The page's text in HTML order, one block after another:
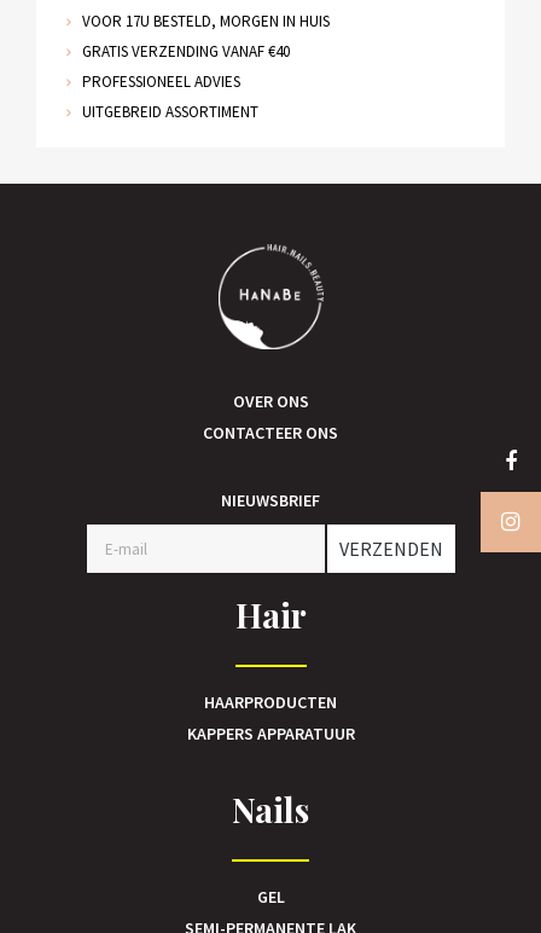
VOOR 17U BESTELD, MORGEN IN HUIS
GRATIS VERZENDING VANAF €40
PROFESSIONEEL ADVIES
UITGEBREID ASSORTIMENT
OVER ONS
CONTACTEER ONS
NIEUWSBRIEF
VERZENDEN
Hair
HAARPRODUCTEN
KAPPERS APPARATUUR
Nails
GEL
SEMI-PERMANENTE LAK